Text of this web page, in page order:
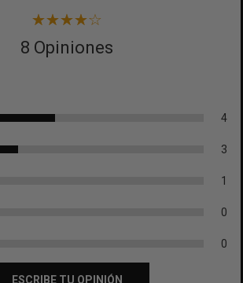
8 Opiniones
4
3
1
0
0
ESCRIBE TU OPINIÓN